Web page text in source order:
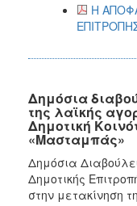
Η
Δημόσια
της λαϊκής
Δημοτική
«Μασταμπάς»
Δημόσια
Δημοτικής
στην μετακίνηση